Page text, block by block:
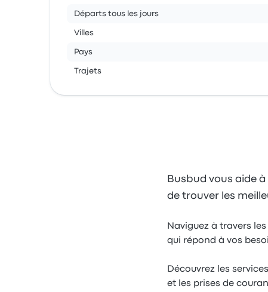
Départs tous les jours
Villes
Pays
Trajets
Busbud vous aide
de trouver les
Naviguez à travers
qui répond à vos
Découvrez les
et les prises de